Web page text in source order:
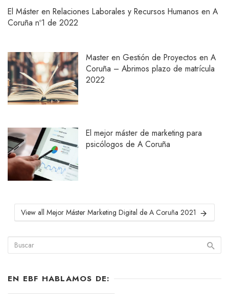
El Máster en Relaciones Laborales y Recursos Humanos en A
Coruña nº1 de 2022
Master en Gestión de Proyectos en A
Coruña – Abrimos plazo de matrícula
2022
El mejor máster de marketing para
psicólogos de A Coruña
View all Mejor Máster Marketing Digital de A Coruña 2021
EN EBF HABLAMOS DE: